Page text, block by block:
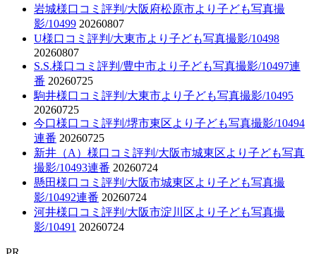
岩城様口コミ評判/大阪府松原市より子ども写真撮
影/10499 20260807
U様口コミ評判/大東市より子ども写真撮影/10498
20260807
S.S.様口コミ評判/豊中市より子ども写真撮影/10497連
番 20260725
駒井様口コミ評判/大東市より子ども写真撮影/10495
20260725
今口様口コミ評判/堺市東区より子ども写真撮影/10494
連番 20260725
新井（A）様口コミ評判/大阪市城東区より子ども写真
撮影/10493連番 20260724
懸田様口コミ評判/大阪市城東区より子ども写真撮
影/10492連番 20260724
河井様口コミ評判/大阪市淀川区より子ども写真撮
影/10491 20260724